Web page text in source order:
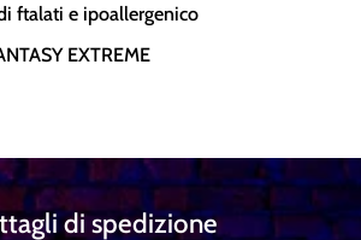
ftalati e ipoallergenico
EXTREME
di spedizione